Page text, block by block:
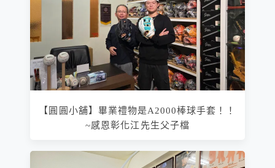
【圓圓小舖】畢業禮物是A2000棒球手套！！
~感恩彰化江先生父子檔